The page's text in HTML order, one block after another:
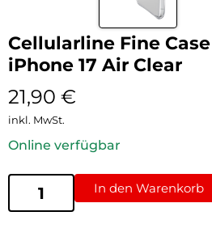
Cellularline Fine
iPhone 17 Air Clear
21,90 €
inkl. MwSt.
Online verfügbar
In den Warenkorb